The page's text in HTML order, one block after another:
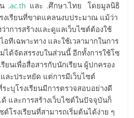
น .ac.th และ .ศึกษา.ไทย โดยมูลนิธิ
งเรียนที่ขาดแคลนงบประมาณ แม้ว่า
าการสร้างและดูแลเว็บไซต์ต้องใช้
ทีเฉพาะทาง และใช้เวลามากในการ
ได้จัดสรรงบในส่วนนี้ อีกทั้งการใช้โซ
รียนเพื่อสื่อสารกับนักเรียน ผู้ปกครอง
ละประหยัด แต่การมีเว็บไซต์
ะบุโรงเรียนมีการตรวจสอบอย่างดี
และการสร้างเว็บไซต์ในปัจจุบันก็
ต์โรงเรียนที่สามารถเริ่มต้นได้ง่าย ๆ